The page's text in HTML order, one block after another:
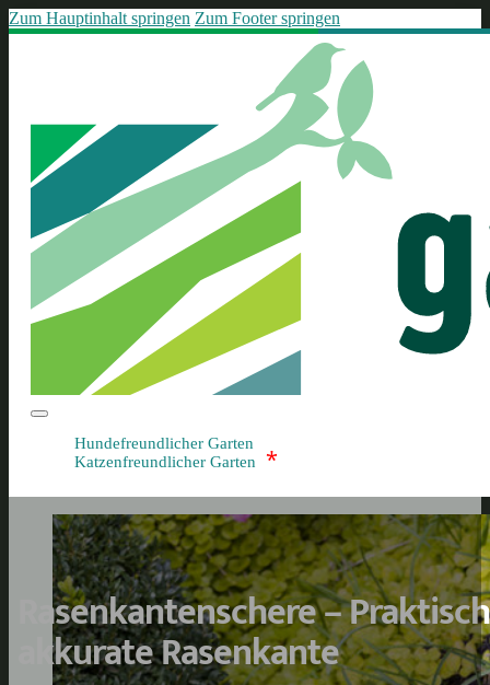
Zum Hauptinhalt springen Zum Footer springen
Hundefreundlicher Garten
Katzenfreundlicher Garten
*
Rasenkantenschere –
akkurate Rasenkante